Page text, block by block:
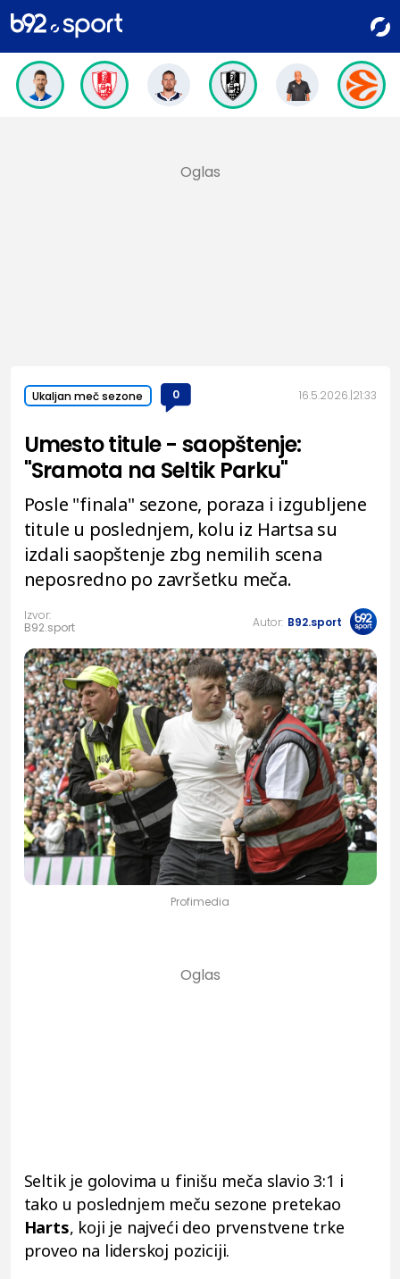
Ukaljan meč sezone 0 16.5.2026. 21:33
Umesto titule - saopštenje:
"Sramota na Seltik Parku"
Posle "finala" sezone, poraza i izgubljene
titule u poslednjem, kolu iz Hartsa su
izdali saopštenje zbg nemilih scena
neposredno po završetku meča.
Izvor:
B92.sport
Autor: B92.sport
Profimedia
Seltik je golovima u finišu meča slavio 3:1 i
tako u poslednjem meču sezone pretekao
Harts, koji je najveći deo prvenstvene trke
proveo na liderskoj poziciji.